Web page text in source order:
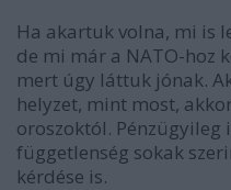
Ha akartuk volna, mi is
de mi már a NATO-hoz
mert úgy láttuk jónak.
helyzet, mint most,
oroszoktól.
függetlenség sokak
kérdése is.